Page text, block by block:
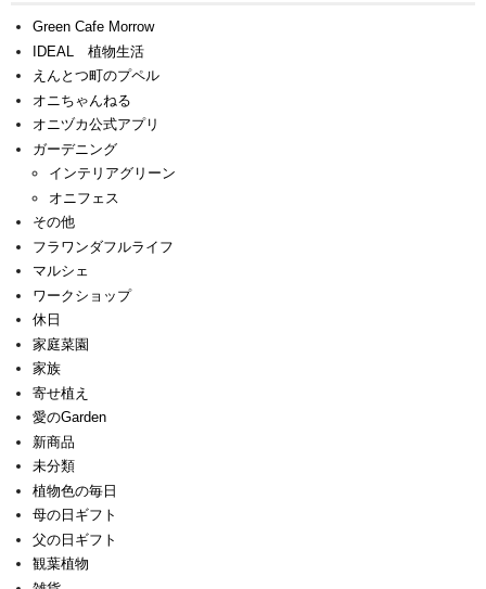
Green Cafe Morrow
IDEAL 植物生活
えんとつ町のプペル
オニちゃんねる
オニヅカ公式アプリ
ガーデニング
インテリアグリーン
オニフェス
その他
フラワンダフルライフ
マルシェ
ワークショップ
休日
家庭菜園
家族
寄せ植え
愛のGarden
新商品
未分類
植物色の毎日
母の日ギフト
父の日ギフト
観葉植物